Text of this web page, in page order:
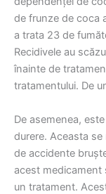
de frunze de coca
a trata 23 de
Recidivele au
înainte de
tratamentului. De
De asemenea,
durere. Aceasta
de accidente
acest medicament
un tratament.